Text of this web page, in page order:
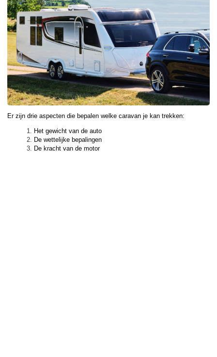
Er zijn drie aspecten die bepalen welke caravan je kan trekken:
Het gewicht van de auto
De wettelijke bepalingen
De kracht van de motor